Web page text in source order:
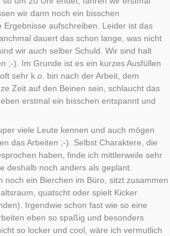
wir dann noch ein bisschen
Ergebnisse aufschreiben. Leider ist das
dauert das schon lange, was nicht
wir auch selber Schuld. Wir sind halt
;-). Im Grunde ist es ein kurzes Ausfüllen
sehr k.o. bin nach der Arbeit, dem
Zeit auf den Beinen sein, schlaucht das
erstmal ein bisschen entspannt und
viele Leute kennen und auch mögen
das Arbeiten ;-). Selbst Charaktere, die
haben, finde ich mittlerweile sehr
deshalb noch anders als geplant.
noch ein Bierchen im Büro, sitzt zusammen
quatscht oder spielt Kicker
Irgendwie schon fast wie so eine
eben so spaßig und besonders
so locker und cool, wäre ich vermutlich